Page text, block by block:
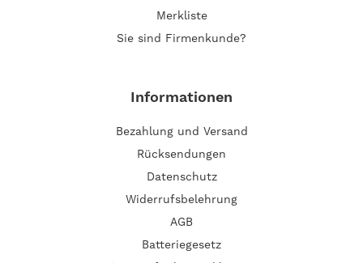
Merkliste
Sie sind Firmenkunde?
Informationen
Bezahlung und Versand
Rücksendungen
Datenschutz
Widerrufsbelehrung
AGB
Batteriegesetz